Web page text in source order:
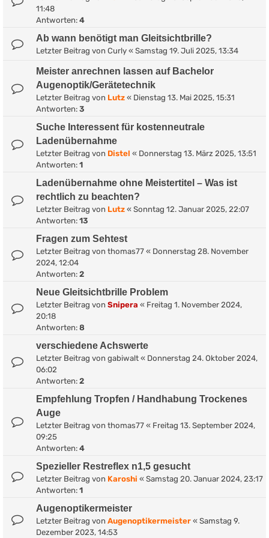
11:48
Antworten: 4
Ab wann benötigt man Gleitsichtbrille?
Letzter Beitrag von Curly « Samstag 19. Juli 2025, 13:34
Meister anrechnen lassen auf Bachelor
Augenoptik/Gerätetechnik
Letzter Beitrag von Lutz « Dienstag 13. Mai 2025, 15:31
Antworten: 3
Suche Interessent für kostenneutrale
Ladenübernahme
Letzter Beitrag von Distel « Donnerstag 13. März 2025, 13:51
Antworten: 1
Ladenübernahme ohne Meistertitel – Was ist
rechtlich zu beachten?
Letzter Beitrag von Lutz « Sonntag 12. Januar 2025, 22:07
Antworten: 13
Fragen zum Sehtest
Letzter Beitrag von thomas77 « Donnerstag 28. November
2024, 12:04
Antworten: 2
Neue Gleitsichtbrille Problem
Letzter Beitrag von Snipera « Freitag 1. November 2024,
20:18
Antworten: 8
verschiedene Achswerte
Letzter Beitrag von gabiwalt « Donnerstag 24. Oktober 2024,
06:02
Antworten: 2
Empfehlung Tropfen / Handhabung Trockenes
Auge
Letzter Beitrag von thomas77 « Freitag 13. September 2024,
09:25
Antworten: 4
Spezieller Restreflex n1,5 gesucht
Letzter Beitrag von Karoshi « Samstag 20. Januar 2024, 23:17
Antworten: 1
Augenoptikermeister
Letzter Beitrag von Augenoptikermeister « Samstag 9.
Dezember 2023, 14:53